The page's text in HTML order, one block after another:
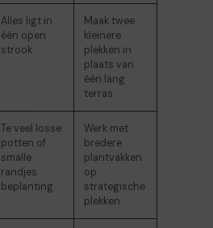
Alles ligt in
één open
strook
Maak twee
kleinere
plekken in
plaats van
één lang
terras
Te veel losse
potten of
smalle
randjes
beplanting
Werk met
bredere
plantvakken
op
strategische
plekken